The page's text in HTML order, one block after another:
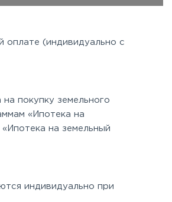
оплате (индивидуально с
покупку земельного
«Ипотека на
на земельный
индивидуально при